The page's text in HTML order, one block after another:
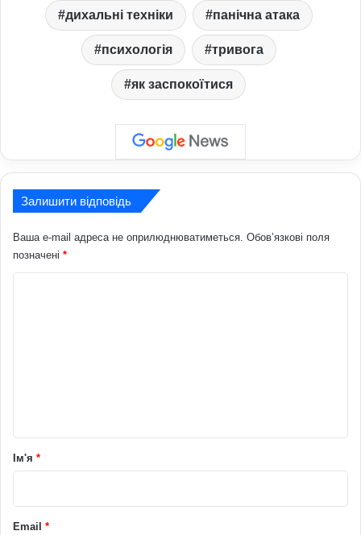
дихальні техніки панічна атака
психологія тривога
як заспокоїтися
Залишити відповідь
Ваша e-mail адреса не оприлюднюватиметься. Обов’язкові поля
позначені *
рІм'я *
Email *